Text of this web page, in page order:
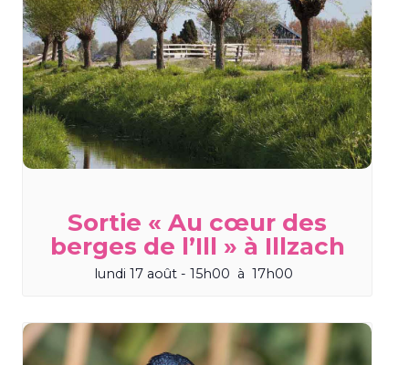
Sortie « Au cœur des
berges de l’Ill » à Illzach
lundi 17 août - 15h00 à 17h00